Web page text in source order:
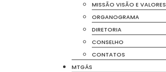
MISSÃO VISÃO E VALORES
ORGANOGRAMA
DIRETORIA
CONSELHO
CONTATOS
MTGÁS